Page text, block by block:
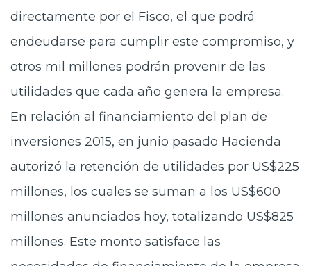
directamente por el Fisco, el que podrá
endeudarse para cumplir este compromiso, y
otros mil millones podrán provenir de las
utilidades que cada año genera la empresa.
En relación al financiamiento del plan de
inversiones 2015, en junio pasado Hacienda
autorizó la retención de utilidades por US$225
millones, los cuales se suman a los US$600
millones anunciados hoy, totalizando US$825
millones. Este monto satisface las